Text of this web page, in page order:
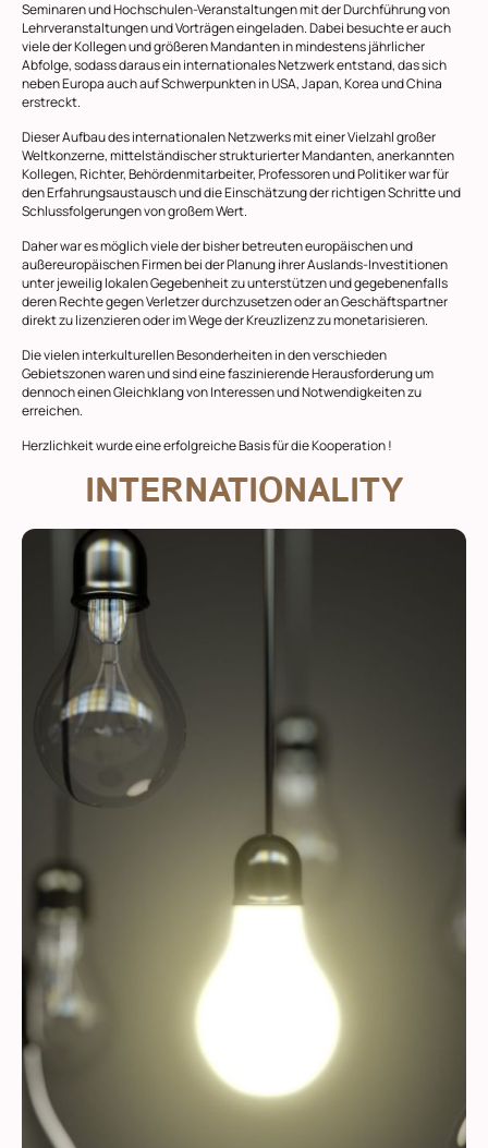
Seminaren und Hochschulen-Veranstaltungen mit der Durchführung von
Lehrveranstaltungen und Vorträgen eingeladen. Dabei besuchte er auch
viele der Kollegen und größeren Mandanten in mindestens jährlicher
Abfolge, sodass daraus ein internationales Netzwerk entstand, das sich
neben Europa auch auf Schwerpunkten in USA, Japan, Korea und China
erstreckt.
Dieser Aufbau des internationalen Netzwerks mit einer Vielzahl großer
Weltkonzerne, mittelständischer strukturierter Mandanten, anerkannten
Kollegen, Richter, Behördenmitarbeiter, Professoren und Politiker war für
den Erfahrungsaustausch und die Einschätzung der richtigen Schritte und
Schlussfolgerungen von großem Wert.
Daher war es möglich viele der bisher betreuten europäischen und
außereuropäischen Firmen bei der Planung ihrer Auslands-Investitionen
unter jeweilig lokalen Gegebenheit zu unterstützen und gegebenenfalls
deren Rechte gegen Verletzer durchzusetzen oder an Geschäftspartner
direkt zu lizenzieren oder im Wege der Kreuzlizenz zu monetarisieren.
Die vielen interkulturellen Besonderheiten in den verschieden
Gebietszonen waren und sind eine faszinierende Herausforderung um
dennoch einen Gleichklang von Interessen und Notwendigkeiten zu
erreichen.
Herzlichkeit wurde eine erfolgreiche Basis für die Kooperation !
INTERNATIONALITY